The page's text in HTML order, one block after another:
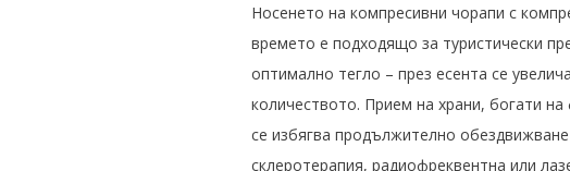
Носенето на компресивни чорапи с
времето е подходящо за туристически
оптимално тегло – през есента се
количеството. Прием на храни, богати
се избягва продължително
склеротерапия, радиофреквентна или